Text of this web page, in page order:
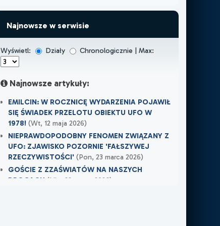
Najnowsze w serwisie
Wyświetl: Działy Chronologicznie | Max:
Najnowsze artykuły:
EMILCIN: W ROCZNICĘ WYDARZENIA POJAWIŁ
SIĘ ŚWIADEK PRZELOTU OBIEKTU UFO W
1978!(Wt, 12 maja 2026)
NIEPRAWDOPODOBNY FENOMEN ZWIĄZANY Z
UFO: ZJAWISKO POZORNIE 'FAŁSZYWEJ
RZECZYWISTOŚCI'(Pon, 23 marca 2026)
GOŚCIE Z ZZAŚWIATÓW NA NASZYCH
DROGACH (Nie, 22 marca 2026)